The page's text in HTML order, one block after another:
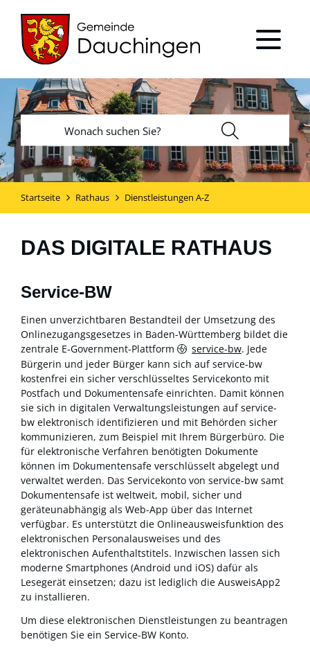
Startseite Rathaus Dienstleistungen A-Z
DAS DIGITALE RATHAUS
Service-BW
Einen unverzichtbaren Bestandteil der Umsetzung des
Onlinezugangsgesetzes in Baden-Württemberg bildet die
zentrale E-Government-Plattform
service-bw. Jede
Bürgerin und jeder Bürger kann sich auf service-bw
kostenfrei ein sicher verschlüsseltes Servicekonto mit
Postfach und Dokumentensafe einrichten. Damit können
sie sich in digitalen Verwaltungsleistungen auf service-
bw elektronisch identifizieren und mit Behörden sicher
kommunizieren, zum Beispiel mit Ihrem Bürgerbüro. Die
für elektronische Verfahren benötigten Dokumente
können im Dokumentensafe verschlüsselt abgelegt und
verwaltet werden. Das Servicekonto von service-bw samt
Dokumentensafe ist weltweit, mobil, sicher und
geräteunabhängig als Web-App über das Internet
verfügbar. Es unterstützt die Onlineausweisfunktion des
elektronischen Personalausweises und des
elektronischen Aufenthaltstitels. Inzwischen lassen sich
moderne Smartphones (Android und iOS) dafür als
Lesegerät einsetzen; dazu ist lediglich die AusweisApp2
zu installieren.
Um diese elektronischen Dienstleistungen zu beantragen
benötigen Sie ein Service-BW Konto.